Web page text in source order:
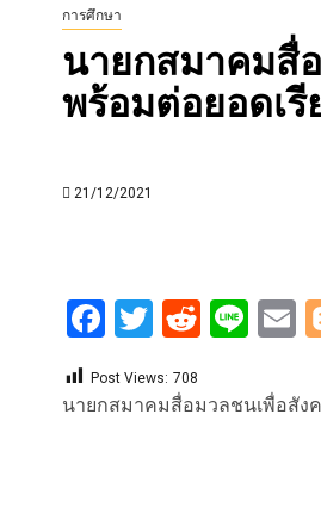
การศึกษา
นายกสมาคมสื่
พร้อมต่อยอดเ
21/12/2021
Facebook
Twitter
Reddit
Line
Post Views: 708
นายกสมาคมสื่อมวลชนเพื่อสัง